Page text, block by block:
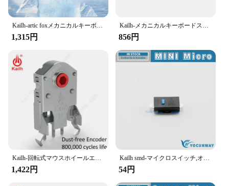
Kailh-artic foxメカニカルキーボードスイッチ、ライトガイド付きクリッキースイッチ、rgb、smd、5ピン
1,315円
Kailh-メカニカルキーボードスイッチキット,深海,サイレント,ロープロファイル,触覚,線形,DIY, 1353ヒットボックス
856円
Kailh-回転式マウスホイールエンコーダ,7/8/9/10/1.74mm,800,000mmの穴,pc用の力20〜40g,alpsエンコーダー,ライフサイクル
1,422円
Kailh smd-マイクロスイッチ,オリジナル,新しい,本物の青いドット,どこでも,m905,g903,g900,g502,gwサイドキー
54円